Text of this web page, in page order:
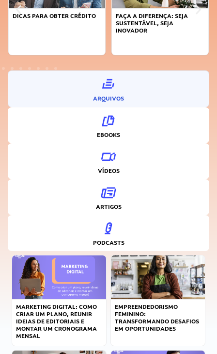
DICAS PARA OBTER CRÉDITO
FAÇA A DIFERENÇA: SEJA
SUSTENTÁVEL, SEJA
INOVADOR
ARQUIVOS
EBOOKS
VÍDEOS
ARTIGOS
PODCASTS
MARKETING DIGITAL: COMO
CRIAR UM PLANO, REUNIR
IDEIAS DE EDITORIAIS E
MONTAR UM CRONOGRAMA
MENSAL
EMPREENDEDORISMO
FEMININO:
TRANSFORMANDO DESAFIOS
EM OPORTUNIDADES